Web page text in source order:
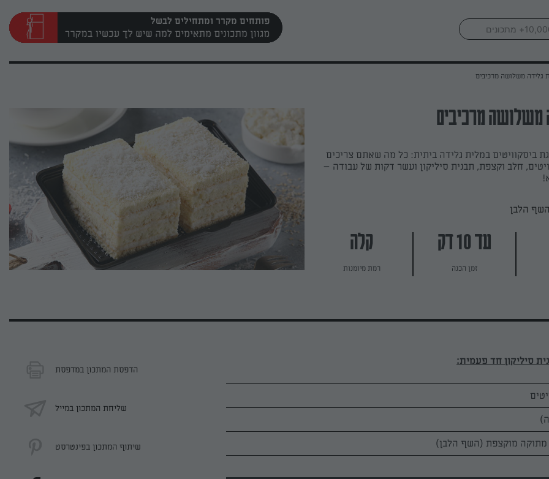
פותחים מקרר ומתחילים לבשל
גלידה משלושה מרכיבים
משלושה מרכיבים
ביסקוויטים במלית גלידה ביתית: כל מה שאתם צריכים
חלב וקצפת, תבנית סיליקון ועשר דקות של עבודה –
הלבן
עד 10 דק
זמן הכנה
קלה
רמת מיומנות
סיליקון חד פעמית:
הדפסת המתכון במדפסת
שליחת המתכון במייל
שיתוף המתכון בפינטרסט